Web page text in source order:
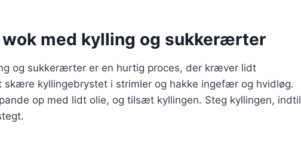
med kylling og sukkerærter
og sukkerærter er en hurtig proces, der kræver lidt
skære kyllingebrystet i strimler og hakke ingefær og hvidløg.
op med lidt olie, og tilsæt kyllingen. Steg kyllingen, indtil